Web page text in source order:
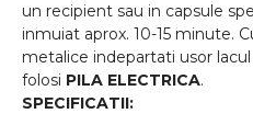
un recipient sau in capsule
inmuiat aprox. 10-15 minute.
metalice indepartati usor
folosi PILA ELECTRICA.
SPECIFICATII: